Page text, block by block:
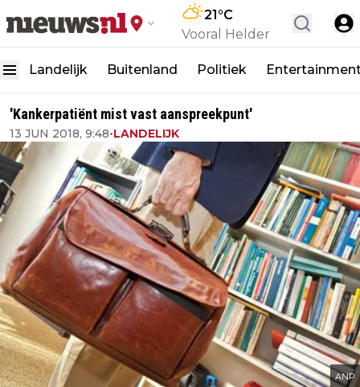
21°C
Vooral Helder
Landelijk Buitenland Politiek
'Kankerpatiënt mist vast aanspreekpunt'
13 JUN 2018, 9:48•LANDELIJK
ANP